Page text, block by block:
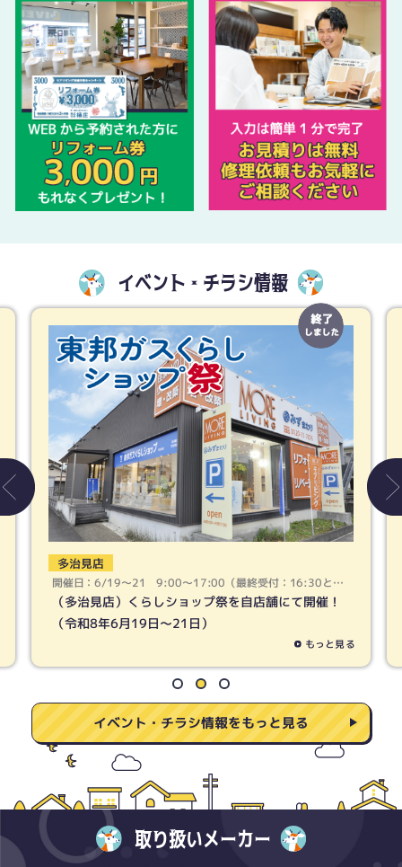
イベント・チラシ情報
春日井店
開催日：6/19〜21 9:00〜17:00（最終受付：16:30とな
ります）
（春日井店）くらしショップ祭を自店舗にて開催！
（令和8年6月19日〜21日）
もっと見る
イベント・チラシ情報をもっと見る
取り扱いメーカー